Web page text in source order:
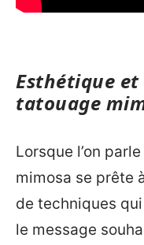
Esthétique
tatouage
Lorsque l’on parle
mimosa se prête
de techniques
le message